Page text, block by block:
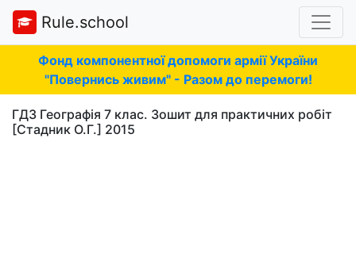
Rule.school
Фонд компонентної допомоги армії України
"Повернись живим" - Разом до перемоги!
ГДЗ Географія 7 клас. Зошит для практичних робіт
[Стадник О.Г.] 2015